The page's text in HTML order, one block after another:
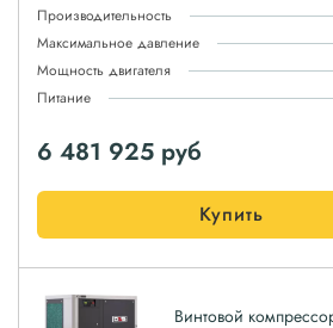
Производительность
Максимальное давление
Мощность двигателя
Питание
6 481 925 руб
Купить
Винтовой